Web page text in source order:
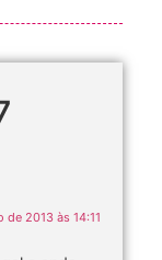
de 2013 às 14:11